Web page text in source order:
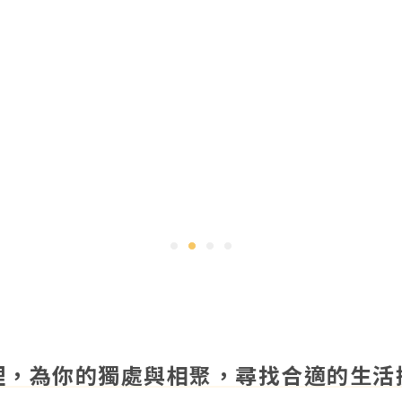
為你的獨處與相聚， 尋找合適的生